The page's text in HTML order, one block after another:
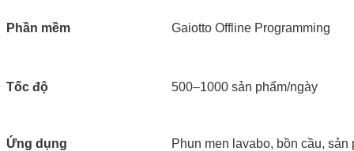
Phần mềm Gaiotto Offline Programming
Tốc độ 500–1000 sản phẩm/ngày
Ứng dụng Phun men lavabo, bồn cầu,